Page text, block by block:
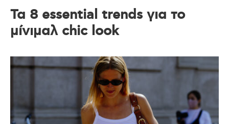
Τα 8 essential trends για το
μίνιμαλ chic look